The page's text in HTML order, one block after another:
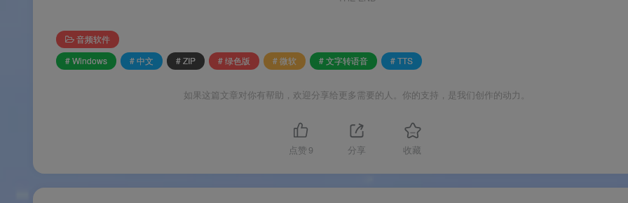
🔧多版本可选
🔒高分 DPI 适配
：高分屏显示清晰，最高支持 150% 缩放
：覆盖多种语言和音色，适配全球用户
软件亮点
音频软件
# Windows
# 中文 # ZIP # 绿色版 # 微软 # 文字转语音 # TTS
如果这篇文章对你有帮助，欢迎分享给更多需要的人。你的支持，是我们创作的动力。
点赞 9 分享 收藏